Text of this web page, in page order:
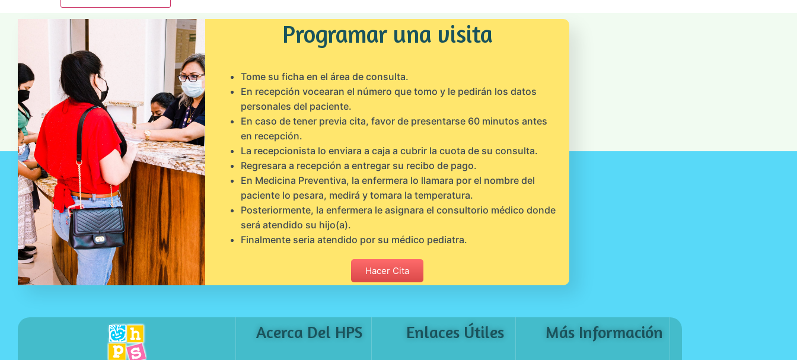
Programar una visita
Tome su ficha en el área de consulta.
En recepción vocearan el número que tomo y le pedirán los datos
personales del paciente.
En caso de tener previa cita, favor de presentarse 60 minutos antes
en recepción.
La recepcionista lo enviara a caja a cubrir la cuota de su consulta.
Regresara a recepción a entregar su recibo de pago.
En Medicina Preventiva, la enfermera lo llamara por el nombre del
paciente lo pesara, medirá y tomara la temperatura.
Posteriormente, la enfermera le asignara el consultorio médico donde
será atendido su hijo(a).
Finalmente seria atendido por su médico pediatra.
Hacer Cita
Acerca Del HPS Enlaces Útiles Más Información